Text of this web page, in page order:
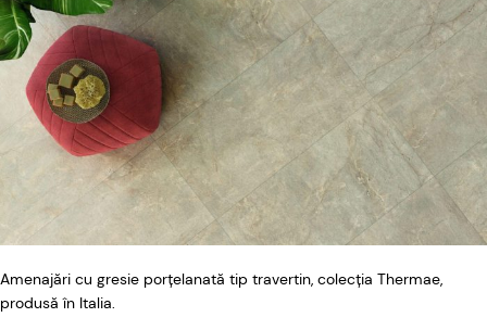
Amenajări cu gresie porțelanată tip travertin, colecția Thermae,
produsă în Italia.